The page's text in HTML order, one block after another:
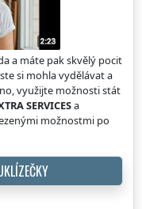
a máte pak skvělý pocit
si mohla vydělávat a
využijte možnosti stát
SERVICESa
možnostmi po